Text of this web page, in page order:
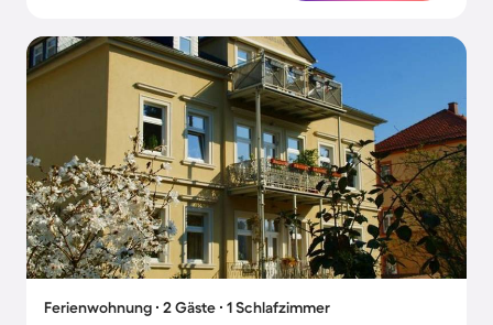
Ferienwohnung ∙ 2 Gäste ∙ 1 Schlafzimmer